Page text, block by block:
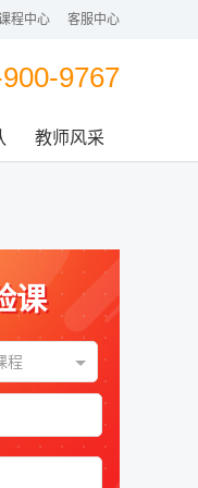
客服中心
程中心
9767
教师风采
课
程